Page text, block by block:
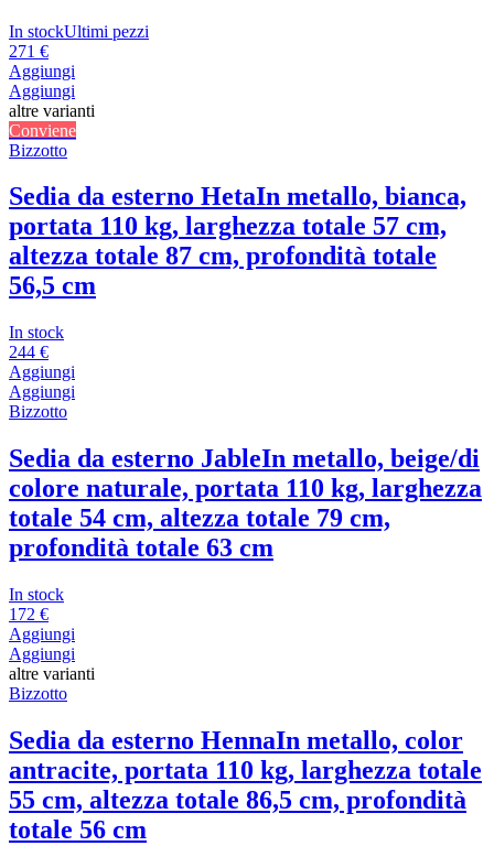
In stockUltimi pezzi
271 €
Aggiungi
Aggiungi
altre varianti
Conviene
Bizzotto
Sedia da esterno HetaIn metallo, bianca,
portata 110 kg, larghezza totale 57 cm,
altezza totale 87 cm, profondità totale
56,5 cm
In stock
244 €
Aggiungi
Aggiungi
Bizzotto
Sedia da esterno JableIn metallo, beige/di
colore naturale, portata 110 kg, larghezza
totale 54 cm, altezza totale 79 cm,
profondità totale 63 cm
In stock
172 €
Aggiungi
Aggiungi
altre varianti
Bizzotto
Sedia da esterno HennaIn metallo, color
antracite, portata 110 kg, larghezza totale
55 cm, altezza totale 86,5 cm, profondità
totale 56 cm